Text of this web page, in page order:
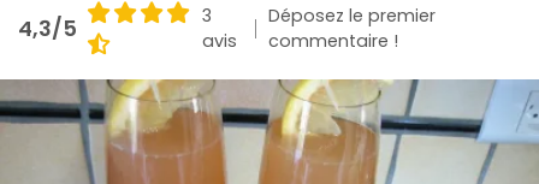
L'actu cuisine
Connexion
4,3/5
3
avis
Déposez le premier
commentaire !